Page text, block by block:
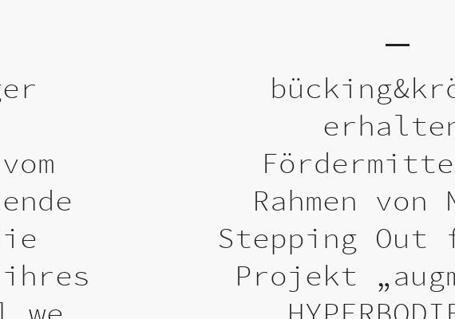
ihres
Rahmen von
Stepping
Projekt